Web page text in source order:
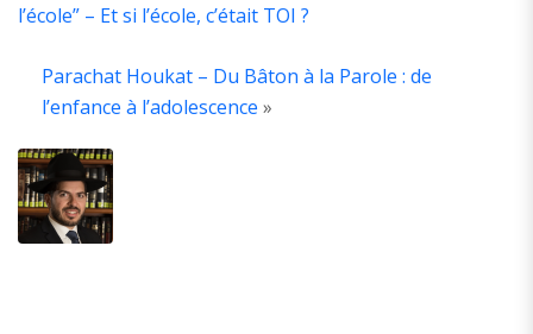
l’école” – Et si l’école, c’était TOI ?
Parachat Houkat – Du Bâton à la Parole : de
l’enfance à l’adolescence »